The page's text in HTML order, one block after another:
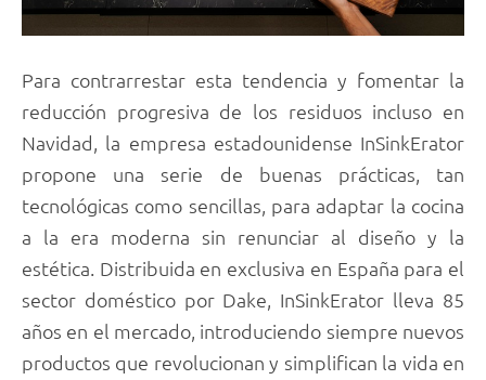
Para contrarrestar esta tendencia y fomentar la
reducción progresiva de los residuos incluso en
Navidad, la empresa estadounidense InSinkErator
propone una serie de buenas prácticas, tan
tecnológicas como sencillas, para adaptar la cocina
a la era moderna sin renunciar al diseño y la
estética. Distribuida en exclusiva en España para el
sector doméstico por Dake, InSinkErator lleva 85
años en el mercado, introduciendo siempre nuevos
productos que revolucionan y simplifican la vida en